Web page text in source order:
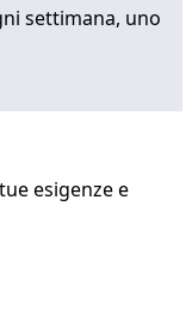
settimana, uno
esigenze e